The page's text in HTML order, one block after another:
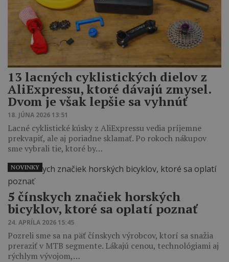
13 lacných cyklistických dielov z
AliExpressu, ktoré dávajú zmysel.
Dvom je však lepšie sa vyhnúť
18. JÚNA 2026 13:51
Lacné cyklistické kúsky z AliExpressu vedia príjemne
prekvapiť, ale aj poriadne sklamať. Po rokoch nákupov
sme vybrali tie, ktoré by…
5 čínskych značiek horských
bicyklov, ktoré sa oplatí poznať
24. APRÍLA 2026 15:45
Pozreli sme sa na päť čínskych výrobcov, ktorí sa snažia
preraziť v MTB segmente. Lákajú cenou, technológiami aj
rýchlym vývojom,…
NOVINKY